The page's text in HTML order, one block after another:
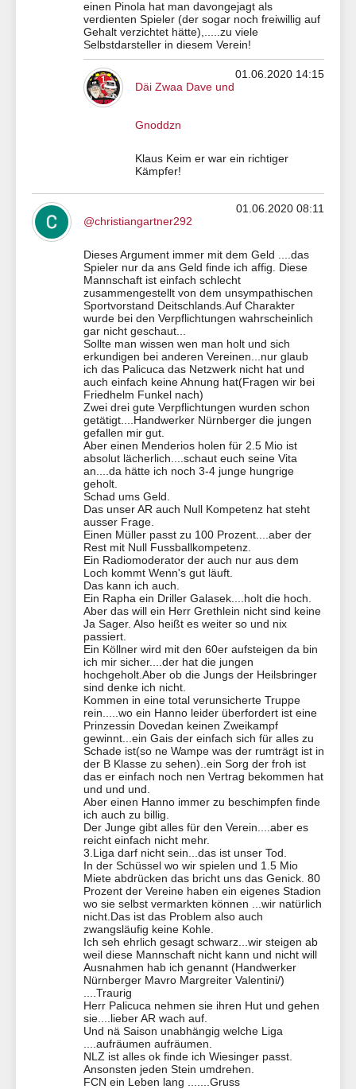
einen Pinola hat man davongejagt als
verdienten Spieler (der sogar noch freiwillig auf
Gehalt verzichtet hätte),.....zu viele
Selbstdarsteller in diesem Verein!
01.06.2020 14:15
Däi Zwaa Dave und
Gnoddzn
Klaus Keim er war ein richtiger
Kämpfer!
01.06.2020 08:11
@christiangartner292
Dieses Argument immer mit dem Geld ....das
Spieler nur da ans Geld finde ich affig. Diese
Mannschaft ist einfach schlecht
zusammengestellt von dem unsympathischen
Sportvorstand Deitschlands.Auf Charakter
wurde bei den Verpflichtungen wahrscheinlich
gar nicht geschaut...
Sollte man wissen wen man holt und sich
erkundigen bei anderen Vereinen...nur glaub
ich das Palicuca das Netzwerk nicht hat und
auch einfach keine Ahnung hat(Fragen wir bei
Friedhelm Funkel nach)
Zwei drei gute Verpflichtungen wurden schon
getätigt....Handwerker Nürnberger die jungen
gefallen mir gut.
Aber einen Menderios holen für 2.5 Mio ist
absolut lächerlich....schaut euch seine Vita
an....da hätte ich noch 3-4 junge hungrige
geholt.
Schad ums Geld.
Das unser AR auch Null Kompetenz hat steht
ausser Frage.
Einen Müller passt zu 100 Prozent....aber der
Rest mit Null Fussballkompetenz.
Ein Radiomoderator der auch nur aus dem
Loch kommt Wenn's gut läuft.
Das kann ich auch.
Ein Rapha ein Driller Galasek....holt die hoch.
Aber das will ein Herr Grethlein nicht sind keine
Ja Sager. Also heißt es weiter so und nix
passiert.
Ein Köllner wird mit den 60er aufsteigen da bin
ich mir sicher....der hat die jungen
hochgeholt.Aber ob die Jungs der Heilsbringer
sind denke ich nicht.
Kommen in eine total verunsicherte Truppe
rein.....wo ein Hanno leider überfordert ist eine
Prinzessin Dovedan keinen Zweikampf
gewinnt...ein Gais der einfach sich für alles zu
Schade ist(so ne Wampe was der rumträgt ist in
der B Klasse zu sehen)..ein Sorg der froh ist
das er einfach noch nen Vertrag bekommen hat
und und und.
Aber einen Hanno immer zu beschimpfen finde
ich auch zu billig.
Der Junge gibt alles für den Verein....aber es
reicht einfach nicht mehr.
3.Liga darf nicht sein...das ist unser Tod.
In der Schüssel wo wir spielen und 1.5 Mio
Miete abdrücken das bricht uns das Genick. 80
Prozent der Vereine haben ein eigenes Stadion
wo sie selbst vermarkten können ...wir natürlich
nicht.Das ist das Problem also auch
zwangsläufig keine Kohle.
Ich seh ehrlich gesagt schwarz...wir steigen ab
weil diese Mannschaft nicht kann und nicht will
Ausnahmen hab ich genannt (Handwerker
Nürnberger Mavro Margreiter Valentini/)
....Traurig
Herr Palicuca nehmen sie ihren Hut und gehen
sie....lieber AR wach auf.
Und nä Saison unabhängig welche Liga
....aufräumen aufräumen.
NLZ ist alles ok finde ich Wiesinger passt.
Ansonsten jeden Stein umdrehen.
FCN ein Leben lang .......Gruss